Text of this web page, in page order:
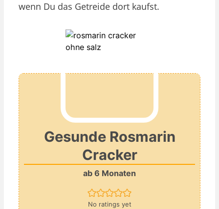
wenn Du das Getreide dort kaufst.
Gesunde Rosmarin
Cracker
ab 6 Monaten
No ratings yet